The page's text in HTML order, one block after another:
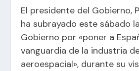
El presidente del Gobierno,
ha subrayado este sábado
Gobierno por «poner a
vanguardia de la industria
aeroespacial», durante su